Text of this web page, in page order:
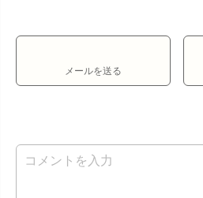
メールを送る